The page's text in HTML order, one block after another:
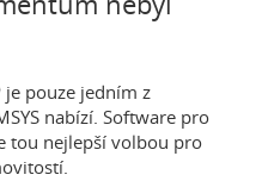
je pouze jedním z
nabízí. Software pro
tou nejlepší volbou pro